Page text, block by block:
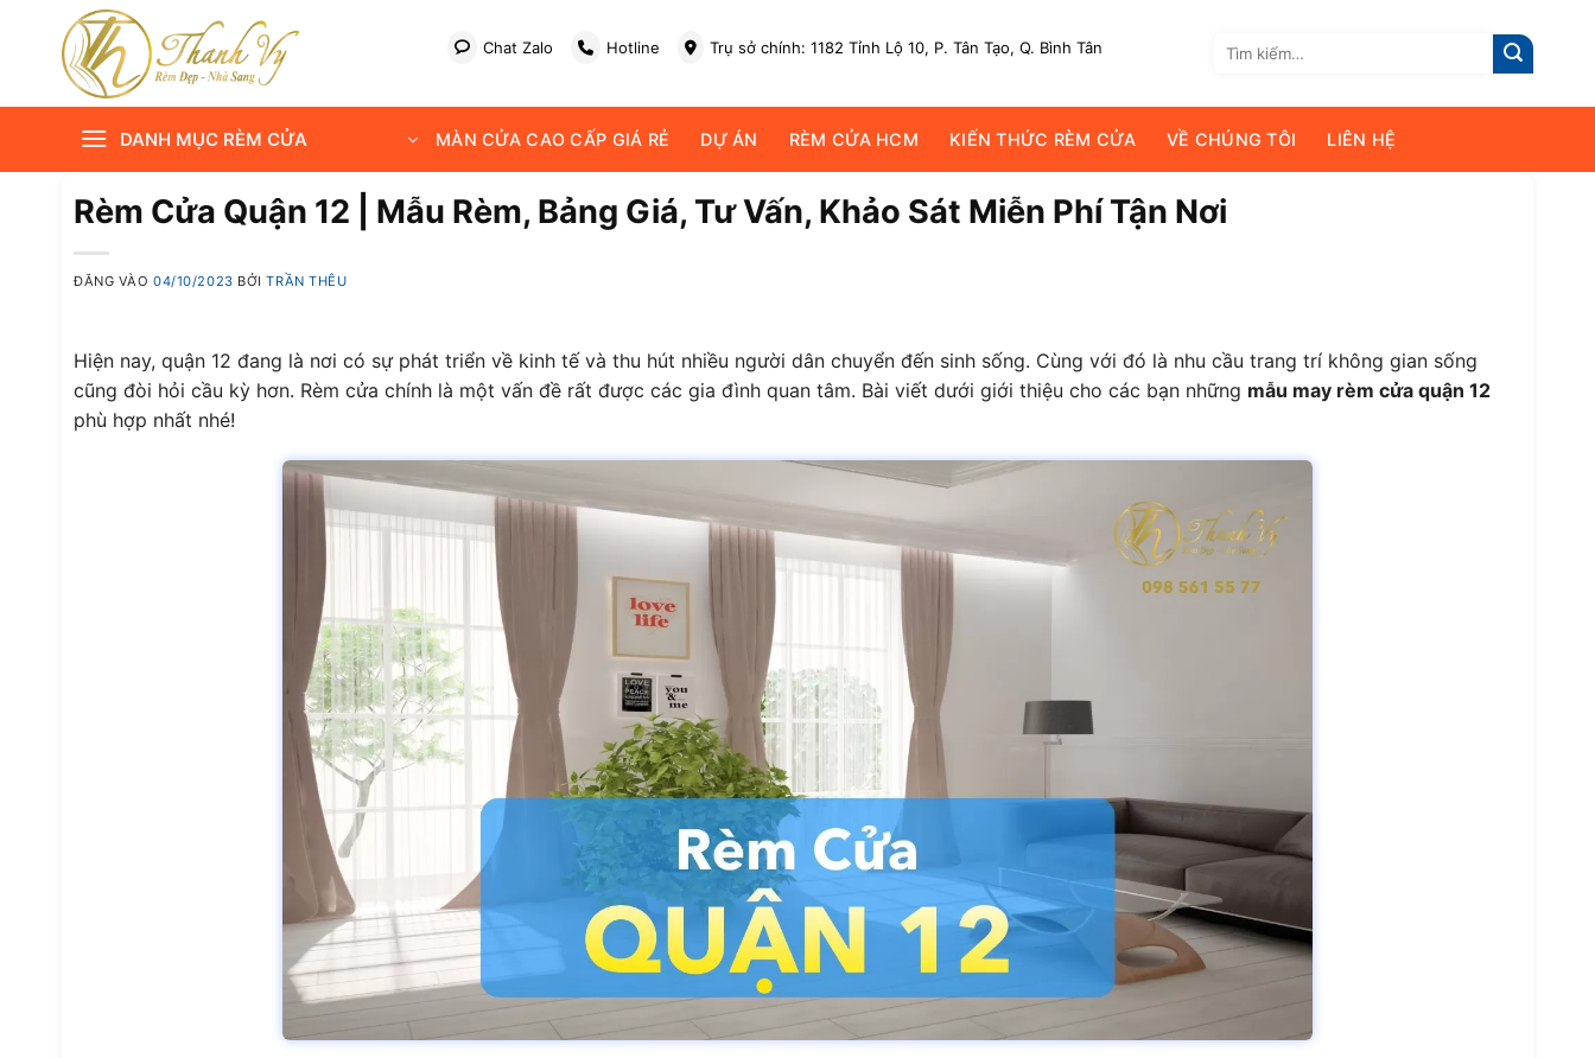
dung
Chat Zalo Hotline Trụ sở chính: 1182 Tỉnh Lộ 10, P. Tân Tạo, Q. Bình Tân
Tìm
DANH MỤC RÈM CỬA MÀN CỬA CAO CẤP GIÁ RẺ DỰ ÁN RÈM CỬA HCM KIẾN THỨC RÈM CỬA VỀ CHÚNG TÔI LIÊN HỆ
Rèm Cửa Quận 12 | Mẫu Rèm, Bảng Giá, Tư Vấn, Khảo Sát Miễn Phí Tận Nơi
ĐĂNG VÀO04/10/2023 BỞITRẦN THÊU
Hiện nay, quận 12 đang là nơi có sự phát triển về kinh tế và thu hút nhiều người dân chuyển đến sinh sống. Cùng với đó là nhu cầu trang trí không gian sống
cũng đòi hỏi cầu kỳ hơn. Rèm cửa chính là một vấn đề rất được các gia đình quan tâm. Bài viết dưới giới thiệu cho các bạn những mẫu may rèm cửa quận 12
phù hợp nhất nhé!